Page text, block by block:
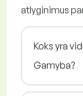
atlyginimus
Koks yra
Gamyba?